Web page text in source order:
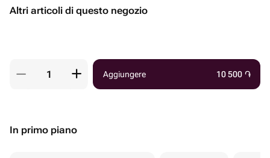
Altri articoli di questo negozio
Aggiungere 10 500 ֏
In primo piano